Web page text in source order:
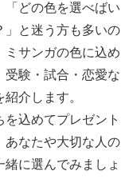
「どの色を選べばい
」と迷う方も多いの
ミサンガの色に込め
受験・試合・恋愛な
介します。
込めてプレゼント
あなたや大切な人の
に選んでみましょ